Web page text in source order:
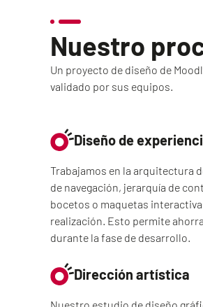
Nuestro
Un proyecto de diseño de
validado por sus equipos.
Diseño de
Trabajamos en la arquitectura
de navegación, jerarquía de
bocetos o maquetas
realización. Esto permite
durante la fase de desarrollo.
Dirección artística